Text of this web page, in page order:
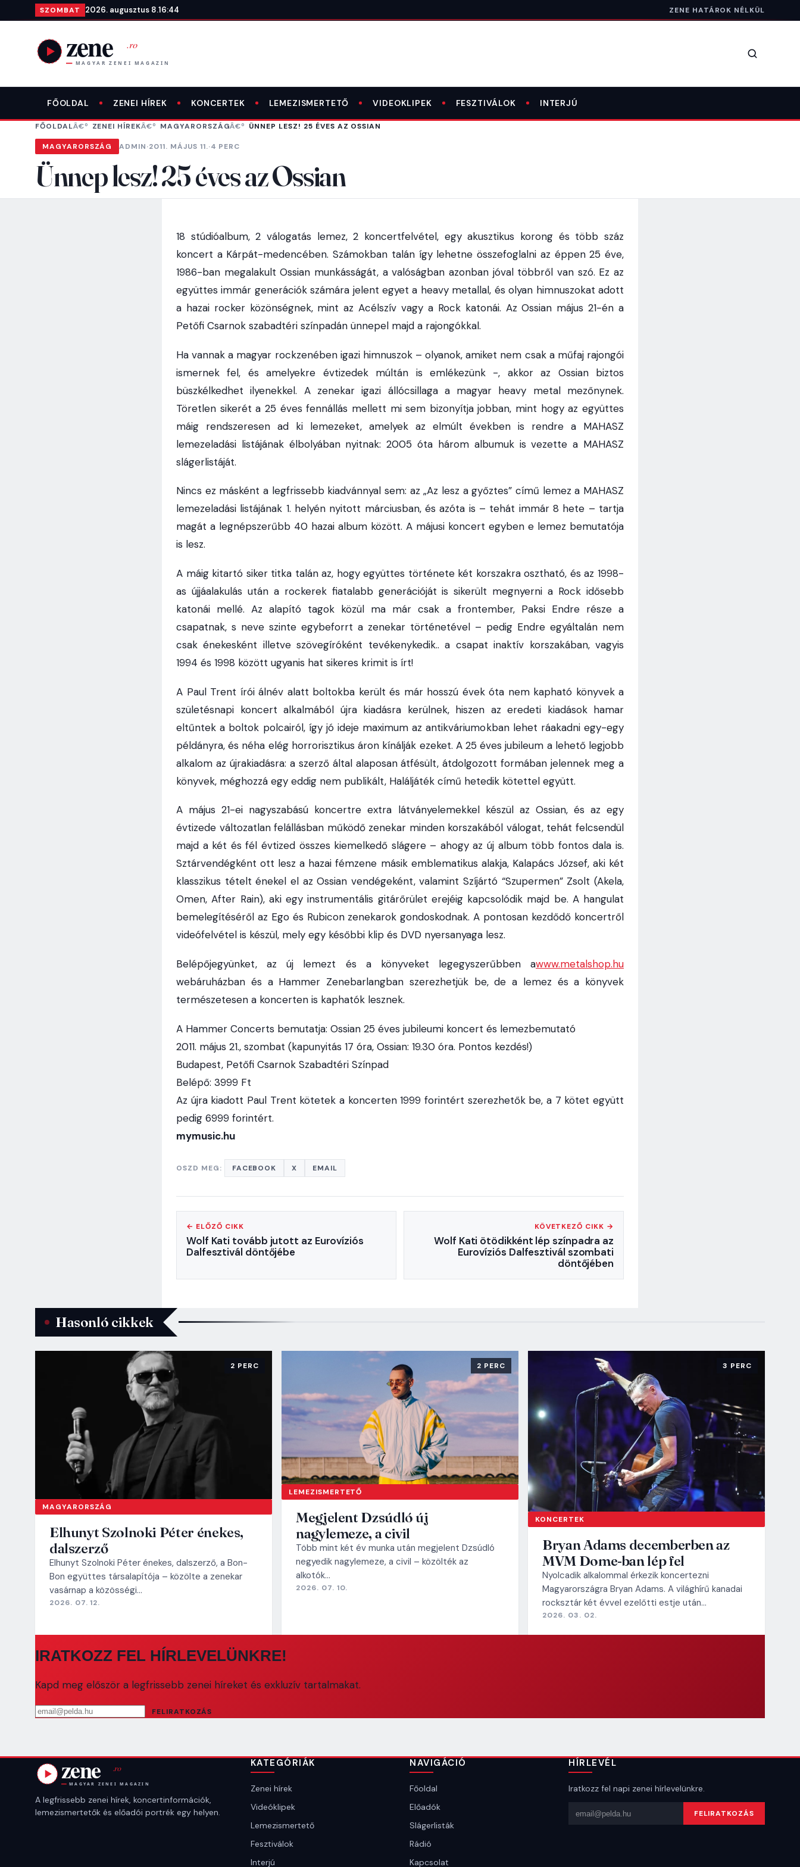
Ugrás a tartalomra
SZOMBAT 2026. augusztus 8.16:44 ZENE HATÁROK NÉLKÜL
Keresés
FŐOLDAL ZENEI HÍREK KONCERTEK LEMEZISMERTETŐ VIDEOKLIPEK FESZTIVÁLOK INTERJÚ
FŐOLDAL ZENEI HÍREK MAGYARORSZÁG ÜNNEP LESZ! 25 ÉVES AZ OSSIAN
MAGYARORSZÁG ADMIN·2011. MÁJUS 11.·4 PERC
Ünnep lesz! 25 éves az Ossian
18 stúdióalbum, 2 válogatás lemez, 2 koncertfelvétel, egy akusztikus korong és több száz
koncert a Kárpát-medencében. Számokban talán így lehetne összefoglalni az éppen 25 éve,
1986-ban megalakult Ossian munkásságát, a valóságban azonban jóval többről van szó. Ez az
együttes immár generációk számára jelent egyet a heavy metallal, és olyan himnuszokat adott
a hazai rocker közönségnek, mint az Acélszív vagy a Rock katonái. Az Ossian május 21-én a
Petőfi Csarnok szabadtéri színpadán ünnepel majd a rajongókkal.
Ha vannak a magyar rockzenében igazi himnuszok – olyanok, amiket nem csak a műfaj rajongói
ismernek fel, és amelyekre évtizedek múltán is emlékezünk -, akkor az Ossian biztos
büszkélkedhet ilyenekkel. A zenekar igazi állócsillaga a magyar heavy metal mezőnynek.
Töretlen sikerét a 25 éves fennállás mellett mi sem bizonyítja jobban, mint hogy az együttes
máig rendszeresen ad ki lemezeket, amelyek az elmúlt években is rendre a MAHASZ
lemezeladási listájának élbolyában nyitnak: 2005 óta három albumuk is vezette a MAHASZ
slágerlistáját.
Nincs ez másként a legfrissebb kiadvánnyal sem: az „Az lesz a győztes” című lemez a MAHASZ
lemezeladási listájának 1. helyén nyitott márciusban, és azóta is – tehát immár 8 hete – tartja
magát a legnépszerűbb 40 hazai album között. A májusi koncert egyben e lemez bemutatója
is lesz.
A máig kitartó siker titka talán az, hogy együttes története két korszakra osztható, és az 1998-
as újjáalakulás után a rockerek fiatalabb generációját is sikerült megnyerni a Rock idősebb
katonái mellé. Az alapító tagok közül ma már csak a frontember, Paksi Endre része a
csapatnak, s neve szinte egybeforrt a zenekar történetével – pedig Endre egyáltalán nem
csak énekesként illetve szövegíróként tevékenykedik.. a csapat inaktív korszakában, vagyis
1994 és 1998 között ugyanis hat sikeres krimit is írt!
A Paul Trent írói álnév alatt boltokba került és már hosszú évek óta nem kapható könyvek a
születésnapi koncert alkalmából újra kiadásra kerülnek, hiszen az eredeti kiadások hamar
eltűntek a boltok polcairól, így jó ideje maximum az antikváriumokban lehet ráakadni egy-egy
példányra, és néha elég horrorisztikus áron kínálják ezeket. A 25 éves jubileum a lehető legjobb
alkalom az újrakiadásra: a szerző által alaposan átfésült, átdolgozott formában jelennek meg a
könyvek, méghozzá egy eddig nem publikált, Haláljáték című hetedik kötettel együtt.
A május 21-ei nagyszabású koncertre extra látványelemekkel készül az Ossian, és az egy
évtizede változatlan felállásban működő zenekar minden korszakából válogat, tehát felcsendül
majd a két és fél évtized összes kiemelkedő slágere – ahogy az új album több fontos dala is.
Sztárvendégként ott lesz a hazai fémzene másik emblematikus alakja, Kalapács József, aki két
klasszikus tételt énekel el az Ossian vendégeként, valamint Szíjártó “Szupermen” Zsolt (Akela,
Omen, After Rain), aki egy instrumentális gitárőrület erejéig kapcsolódik majd be. A hangulat
bemelegítéséről az Ego és Rubicon zenekarok gondoskodnak. A pontosan kezdődő koncertről
videófelvétel is készül, mely egy későbbi klip és DVD nyersanyaga lesz.
Belépőjegyünket, az új lemezt és a könyveket legegyszerűbben awww.metalshop.hu
webáruházban és a Hammer Zenebarlangban szerezhetjük be, de a lemez és a könyvek
természetesen a koncerten is kaphatók lesznek.
A Hammer Concerts bemutatja: Ossian 25 éves jubileumi koncert és lemezbemutató
2011. május 21., szombat (kapunyitás 17 óra, Ossian: 19.30 óra. Pontos kezdés!)
Budapest, Petőfi Csarnok Szabadtéri Színpad
Belépő: 3999 Ft
Az újra kiadott Paul Trent kötetek a koncerten 1999 forintért szerezhetők be, a 7 kötet együtt
pedig 6999 forintért.
mymusic.hu
OSZD MEG: FACEBOOK X EMAIL
← ELŐZŐ CIKK
Wolf Kati tovább jutott az Eurovíziós
Dalfesztivál döntőjébe
KÖVETKEZŐ CIKK →
Wolf Kati ötödikként lép színpadra az
Eurovíziós Dalfesztivál szombati
döntőjében
Hasonló cikkek
MAGYARORSZÁG
2 PERC
Elhunyt Szolnoki Péter énekes,
dalszerző
Elhunyt Szolnoki Péter énekes, dalszerző, a Bon-
Bon együttes társalapítója – közölte a zenekar
vasárnap a közösségi…
2026. 07. 12.
LEMEZISMERTETŐ
2 PERC
Megjelent Dzsúdló új
nagylemeze, a civil
Több mint két év munka után megjelent Dzsúdló
negyedik nagylemeze, a civil – közölték az
alkotók…
2026. 07. 10.
KONCERTEK
3 PERC
Bryan Adams decemberben az
MVM Dome-ban lép fel
Nyolcadik alkalommal érkezik koncertezni
Magyarországra Bryan Adams. A világhírű kanadai
rocksztár két évvel ezelőtti estje után…
2026. 03. 02.
IRATKOZZ FEL HÍRLEVELÜNKRE!
Kapd meg először a legfrissebb zenei híreket és exkluzív tartalmakat.
Email cím
FELIRATKOZÁS
A legfrissebb zenei hírek, koncertinformációk,
lemezismertetők és előadói portrék egy helyen.
KATEGÓRIÁK
Zenei hírek
Videóklipek
Lemezismertető
Fesztiválok
Interjú
NAVIGÁCIÓ
Főoldal
Előadók
Slágerlisták
Rádió
Kapcsolat
HÍRLEVÉL
Iratkozz fel napi zenei hírlevelünkre.
Email cím FELIRATKOZÁS